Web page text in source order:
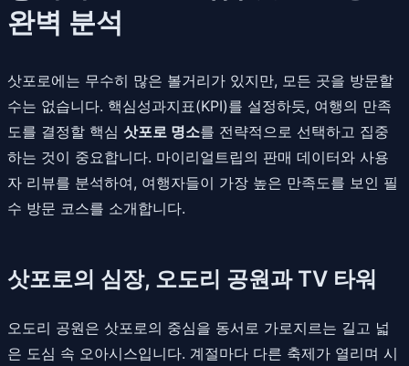
완벽 분석
삿포로에는 무수히 많은 볼거리가 있지만, 모든 곳을 방문할
수는 없습니다. 핵심성과지표(KPI)를 설정하듯, 여행의 만족
도를 결정할 핵심 삿포로 명소를 전략적으로 선택하고 집중
하는 것이 중요합니다. 마이리얼트립의 판매 데이터와 사용
자 리뷰를 분석하여, 여행자들이 가장 높은 만족도를 보인 필
수 방문 코스를 소개합니다.
삿포로의 심장, 오도리 공원과 TV 타워
오도리 공원은 삿포로의 중심을 동서로 가로지르는 길고 넓
은 도심 속 오아시스입니다. 계절마다 다른 축제가 열리며 시